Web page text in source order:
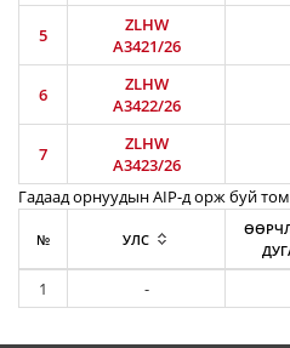
5
ZLHW
A3421/26
6
ZLHW
A3422/26
7
ZLHW
A3423/26
Гадаад орнуудын AIP-д орж буй
№ УЛС
1 -